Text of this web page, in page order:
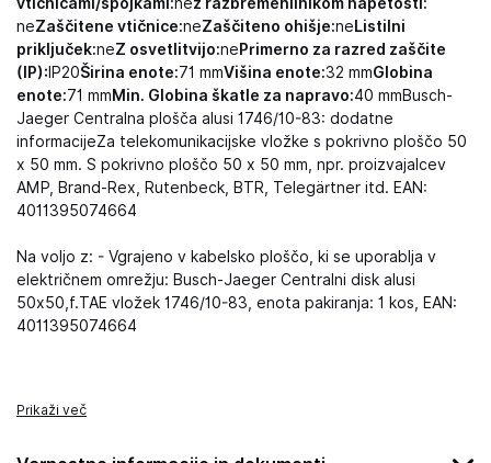
neZaščitene vtičnice:neZaščiteno ohišje:neListilni
priključek:neZ osvetlitvijo:nePrimerno za razred zaščite
(IP): IP20Širina enote:71 mmVišina enote:32 mmGlobina
enote:71 mmMin. Globina škatle za napravo:40 mmBusch-
Jaeger Centralna plošča alusi 1746/10-83: dodatne
informacijeZa telekomunikacijske vložke s pokrivno ploščo 50
x 50 mm. S pokrivno ploščo 50 x 50 mm, npr. proizvajalcev
AMP, Brand-Rex, Rutenbeck, BTR, Telegärtner itd. EAN:
4011395074664
Na voljo z: - Vgrajeno v kabelsko ploščo, ki se uporablja v
električnem omrežju: Busch-Jaeger Centralni disk alusi
50x50,f.TAE vložek 1746/10-83, enota pakiranja: 1 kos, EAN:
4011395074664
Prikaži več